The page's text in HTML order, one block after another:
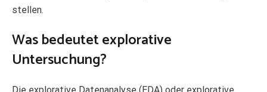
stellen.
Was bedeutet explorative
Untersuchung?